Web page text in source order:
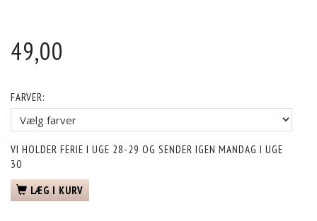
49,00
FARVER:
VI HOLDER FERIE I UGE 28-29 OG SENDER IGEN MANDAG I UGE
30
LÆG I KURV